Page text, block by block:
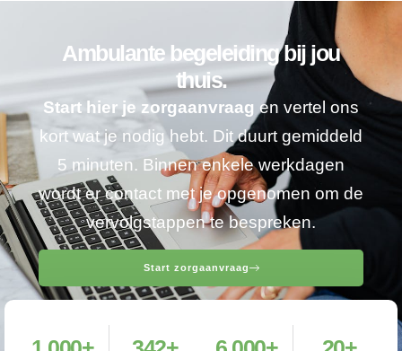
Ambulante begeleiding bij jou
thuis.
Start hier je zorgaanvraag en vertel ons
kort wat je nodig hebt. Dit duurt gemiddeld
5 minuten. Binnen enkele werkdagen
wordt er contact met je opgenomen om de
vervolgstappen te bespreken.
Start zorgaanvraag